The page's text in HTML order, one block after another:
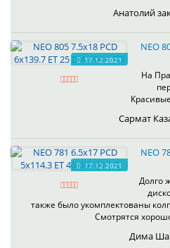
Анатолий
17.12.2021
NEO
На
Сармат
17.12.2021
NEO
Долго
также было укомплектованы
Смотрятся
Дима